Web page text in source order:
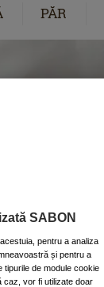
PĂR
SABON
pentru a analiza
și pentru a
tipurile de module cookie
caz, vor fi utilizate doar